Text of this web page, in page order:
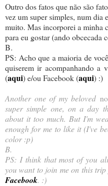
Outro dos fatos que não são
vez um super simples, num dia
muito. Mas incorporei a minha
para eu gostar (ando obcecada
B.
PS: Acho que a maioria de
quiserem ir acompanhando a
(aqui) e/ou Facebook (aqui) :)
Another one of my beloved
super simple one, on a day
about it too much. But I'm
enough for me to like it (I've
color :p)
B.
PS: I think that most of you
you want to join me on this
Facebook. :)